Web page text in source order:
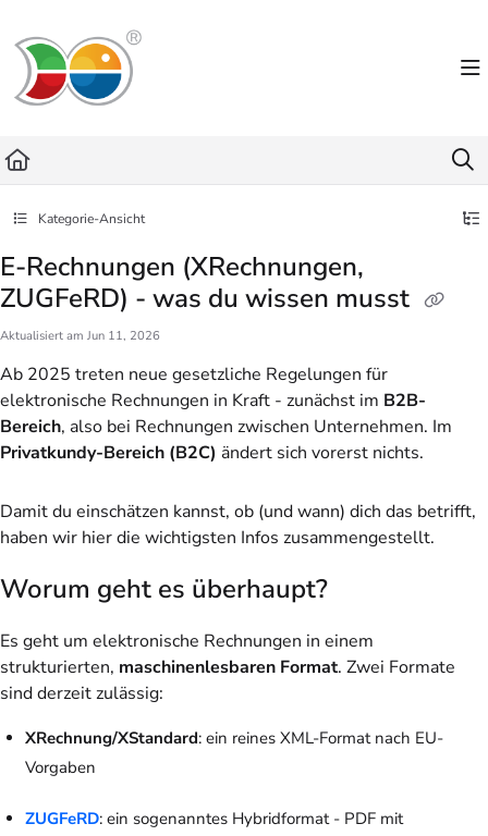
Fetch the complete documentation index at:
Use this file to discover all available pages before exploring further.
Kategorie-Ansicht
E-Rechnungen (XRechnungen,
ZUGFeRD) - was du wissen musst
Aktualisiert am Jun 11, 2026
Ab 2025 treten neue gesetzliche Regelungen für
elektronische Rechnungen in Kraft - zunächst im B2B-
Bereich, also bei Rechnungen zwischen Unternehmen. Im
Privatkundy-Bereich (B2C) ändert sich vorerst nichts.
Damit du einschätzen kannst, ob (und wann) dich das betrifft,
haben wir hier die wichtigsten Infos zusammengestellt.
Worum geht es überhaupt?
Es geht um elektronische Rechnungen in einem
strukturierten, maschinenlesbaren Format. Zwei Formate
sind derzeit zulässig:
XRechnung/XStandard: ein reines XML-Format nach EU-
Vorgaben
ZUGFeRD: ein sogenanntes Hybridformat - PDF mit